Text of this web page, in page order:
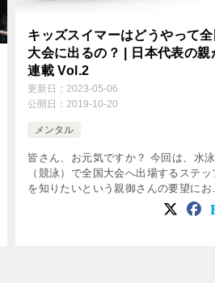
キッズスイマーはどうやって全
大会に出るの？ | 日本代表の親
連載 Vol.2
更新日：2023-05-06
公開日：2019-10-20
メンタル
皆さん、お元気ですか？ 今回は、水泳
（競泳）で全国大会へ出場するステッ
を知りたいという親御さんの要望にお
えする内容です。 この章をお読みい
き、全国大会から更に国際大会出場へ